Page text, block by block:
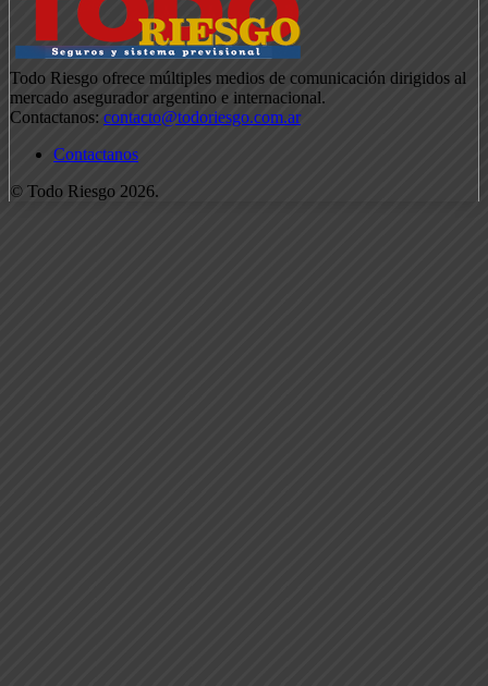
Todo Riesgo ofrece múltiples medios de comunicación dirigidos al
mercado asegurador argentino e internacional.
Contactanos: contacto@todoriesgo.com.ar
Contactanos
© Todo Riesgo 2026.